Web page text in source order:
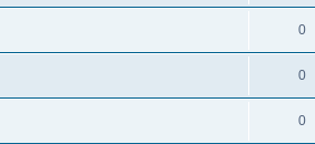
0
0
0